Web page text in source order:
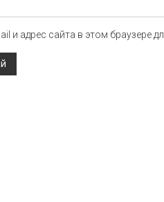
и адрес сайта в этом браузере